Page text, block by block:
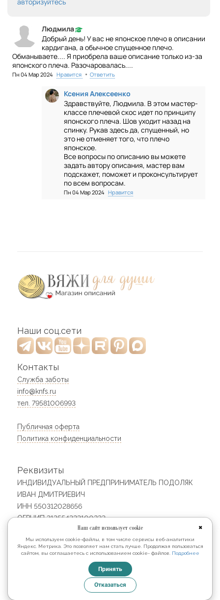
Людмила
Добрый день! У вас не японское плечо в описании
кардигана, а обычное спущенное плечо.
Обманываете.... Я приобрела ваше описание только из-за
японского плеча. Разочаровалась....
Пн 04 Мар 2024 Нравится • Ответить
Ксения Алексеенко
Здравствуйте, Людмила. В этом мастер-
классе плечевой скос идет по принципу
японского плеча. Шов уходит назад на
спинку. Рукав здесь да, спущенный, но
это не отменяет того, что плечо
японское.
Все вопросы по описанию вы можете
задать автору описания, мастер вам
подскажет, поможет и проконсультирует
по всем вопросам.
Пн 04 Мар 2024 Нравится
Наши соц.сети
Контакты
Служба заботы
info@knfs.ru
тел. 79581006993
Публичная оферта
Политика конфиденциальности
Реквизиты
ИНДИВИДУАЛЬНЫЙ ПРЕДПРИНИМАТЕЛЬ ПОДОЛЯК
ИВАН ДМИТРИЕВИЧ
ИНН 550312028656
ОГРНИП 313554323100233
Юридический адрес: 640023, Россия, Курганская
область, Курган г, 4-й мкр, 1, кв. 65
✖
Наш сайт использует cookie
Мы используем cookie-файлы, в том числе сервисы веб-аналитики
Яндекс. Метрика. Это позволяет нам стать лучше. Продолжая пользоваться
сайтом, вы соглашаетесь с использованием cookie- файлов.
Подробнее
Принять
Отказаться